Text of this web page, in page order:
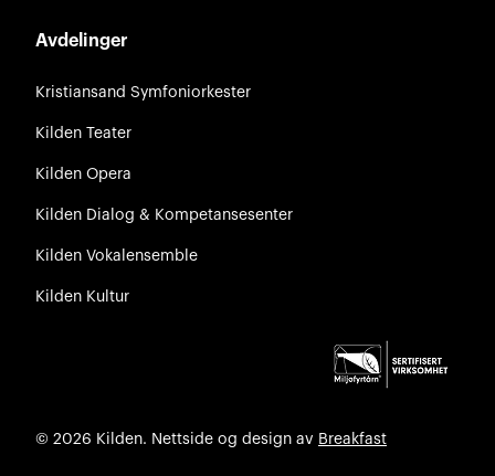
Avdelinger
Kristiansand Symfoniorkester
Kilden Teater
Kilden Opera
Kilden Dialog & Kompetansesenter
Kilden Vokalensemble
Kilden Kultur
© 2026 Kilden. Nettside og design av Breakfast